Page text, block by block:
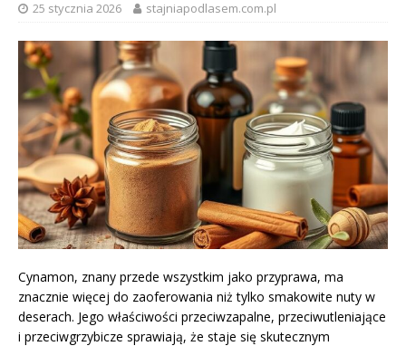
25 stycznia 2026 stajniapodlasem.com.pl
Cynamon, znany przede wszystkim jako przyprawa, ma
znacznie więcej do zaoferowania niż tylko smakowite nuty w
deserach. Jego właściwości przeciwzapalne, przeciwutleniające
i przeciwgrzybicze sprawiają, że staje się skutecznym